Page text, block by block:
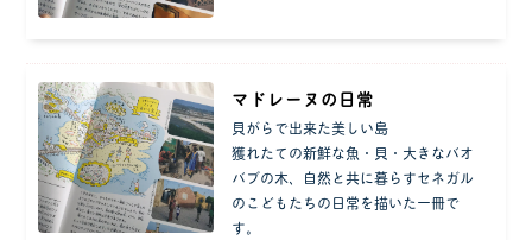
マドレーヌの日常
貝がらで出来た美しい島
獲れたての新鮮な魚・貝・大きなバオ
バブの木、自然と共に暮らすセネガル
のこどもたちの日常を描いた一冊で
す。